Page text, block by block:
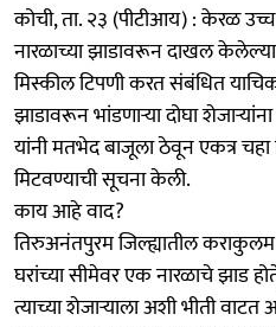
कोची, ता. २३ (पीटीआय) : केरळ
नारळाच्या झाडावरून दाखल
मिस्कील टिपणी करत संबंधित
झाडावरून भांडणाऱ्या दोघा
यांनी मतभेद बाजूला ठेवून एकत्र चहा
मिटवण्याची सूचना केली.
काय आहे वाद?
तिरुअनंतपुरम जिल्ह्यातील कराकुलम
घरांच्या सीमेवर एक नारळाचे झाड
त्याच्या शेजाऱ्याला अशी भीती वाटत